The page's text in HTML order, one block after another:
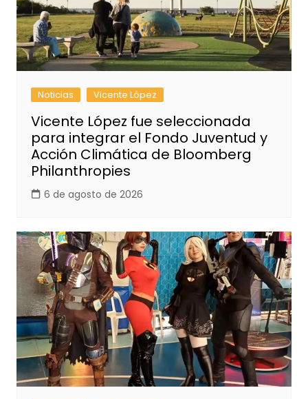
Noticias Vicente López
Vicente López fue seleccionada
para integrar el Fondo Juventud y
Acción Climática de Bloomberg
Philanthropies
6 de agosto de 2026